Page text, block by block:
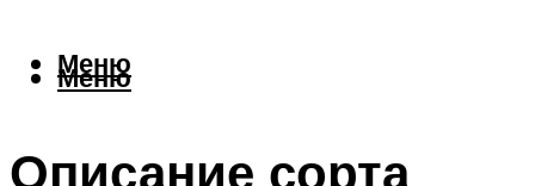
Меню
Меню
Описание сорта